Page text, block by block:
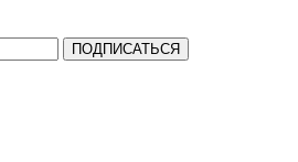
ПОДПИСАТЬСЯ